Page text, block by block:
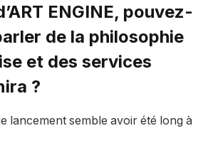
ENGINE, pouvez-
de la philosophie
et des services
?
lancement semble avoir été long à